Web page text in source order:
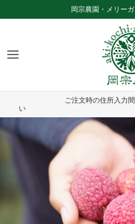
to
岡宗農園・メリー
メリーガーデンについて
カフェ
ワークショップ
商品一覧
贈答用から選ぶ
家庭用から選ぶ
ご注文方法
複数商品の発送について
お知らせ一覧
ふるさと納税をご利用の方
特定商取引法に基づく表記
ご注文時の住所入力
い （ご注文方法